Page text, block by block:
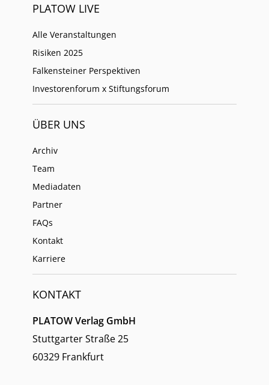
PLATOW LIVE
Alle Veranstaltungen
Risiken 2025
Falkensteiner Perspektiven
Investorenforum x Stiftungsforum
ÜBER UNS
Archiv
Team
Mediadaten
Partner
FAQs
Kontakt
Karriere
KONTAKT
PLATOW Verlag GmbH
Stuttgarter Straße 25
60329 Frankfurt